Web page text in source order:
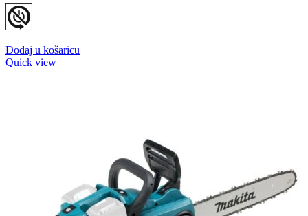
Dodaj u košaricu
Quick view